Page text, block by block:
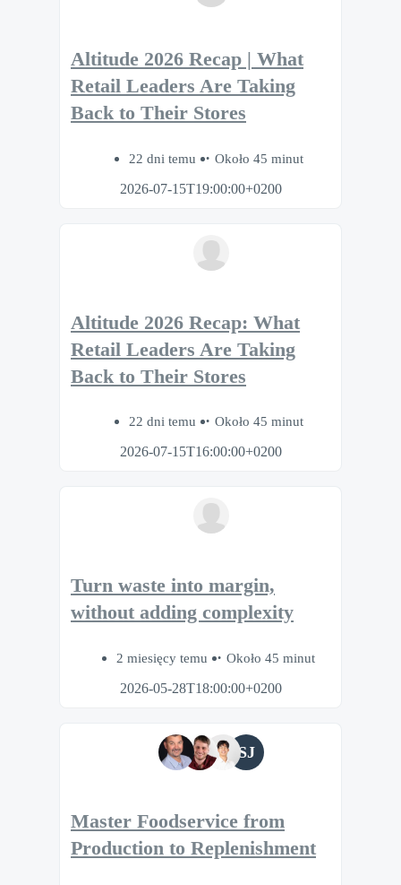
Altitude 2026 Recap | What
Retail Leaders Are Taking
Back to Their Stores
22 dni temu
Około 45 minut
2026-07-15T19:00:00+0200
Altitude 2026 Recap: What
Retail Leaders Are Taking
Back to Their Stores
22 dni temu
Około 45 minut
2026-07-15T16:00:00+0200
Turn waste into margin,
without adding complexity
2 miesięcy temu
Około 45 minut
2026-05-28T18:00:00+0200
SJ
Master Foodservice from
Production to Replenishment